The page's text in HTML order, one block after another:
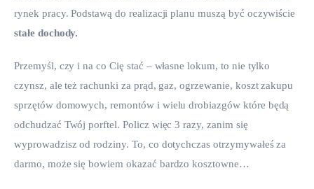
rynek pracy. Podstawą do realizacji planu muszą być oczywiście
stałe dochody.
Przemyśl, czy i na co Cię stać – własne lokum, to nie tylko
czynsz, ale też rachunki za prąd, gaz, ogrzewanie, koszt zakupu
sprzętów domowych, remontów i wielu drobiazgów które będą
odchudzać Twój porftel. Policz więc 3 razy, zanim się
wyprowadzisz od rodziny. To, co dotychczas otrzymywałeś za
darmo, może się bowiem okazać bardzo kosztowne…